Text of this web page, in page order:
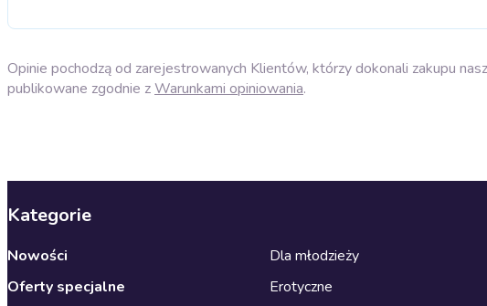
Opinie pochodzą od zarejestrowanych Klientów, którzy dokonali zakupu
publikowane zgodnie zWarunkami opiniowania.
Kategorie
Nowości
Oferty specjalne
Dla młodzieży
Erotyczne